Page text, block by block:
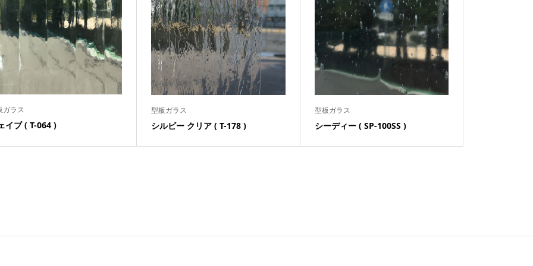
ガラス
イブ ( T-064 )
型板ガラス
シルビー クリア ( T-178 )
型板ガラス
シーディー ( SP-100SS )